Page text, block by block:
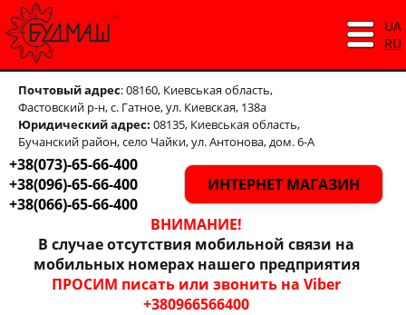
Почтовый адрес: 08160, Киевськая область,
Фастовский р-н, с. Гатное, ул. Киевская, 138а
Юридический адрес: 08135, Киевськая область,
Бучанский район, село Чайки, ул. Антонова, дом. 6-А
+38(073)-65-66-400
+38(096)-65-66-400
+38(066)-65-66-400
ИНТЕРНЕТ МАГАЗИН
ВНИМАНИЕ!
В случае отсутствия мобильной связи на
мобильных номерах нашего предприятия
ПРОСИМ писать или звонить на Viber
+380966566400
UA
RU